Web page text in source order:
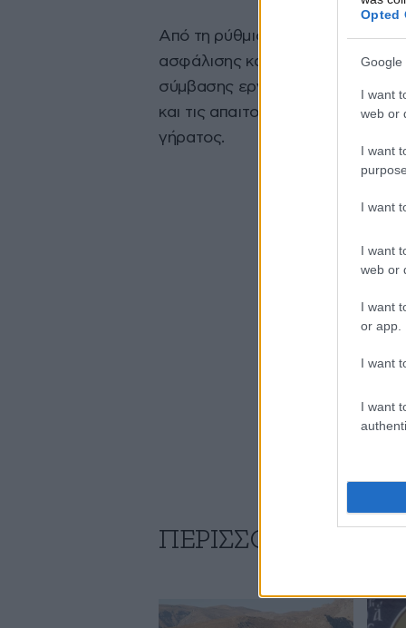
Opted
Google
I want
web or
I want
I want
I want
web or
I want
or app.
I want
I want
Από τη ρύθμιση αυτή
ασφάλισης και του Δημοσίου,
σύμβασης εργασίας έχουν
και τις απαιτούμενες ημέρες
γήρατος.
ΠΕΡΙΣΣΟΤΕΡΑ ΑΠΟ